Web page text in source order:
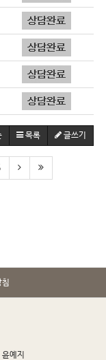
목록 글쓰기
침
예지